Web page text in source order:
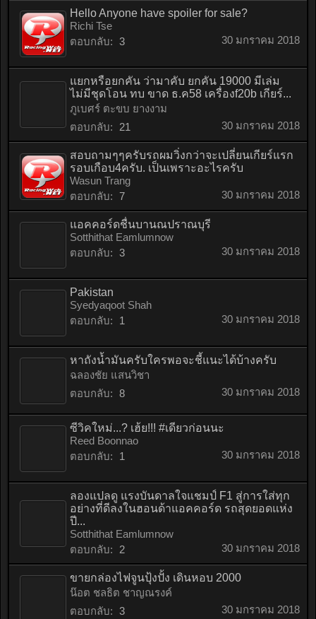
Hello Anyone have spoiler for sale?
Richi Tse
ตอบกลับ: 3 30 มกราคม 2018
แยกหรือยกคัน ว่ามาคับ ยกคัน 19000 มีเล่ม
ไม่มีชุดโอน ทบ ขาด ธ.ค58 เครื่องf20b เกียร์...
ภูเบศร์ ตะขบ ยางงาม
ตอบกลับ:
21 30 มกราคม 2018
สอบถามๆๆครับรถผมวิ่งกว่าจะเปลี่ยนเกียร์แรก
รอบเกือบ4ครับ. เป็นเพราะอะไรครับ
Wasun Trang
ตอบกลับ: 7 30 มกราคม 2018
แอคคอร์ดชื่นบานณปราณบุรี
Sotthithat Eamlumnow
ตอบกลับ: 3 30 มกราคม 2018
Pakistan
Syedyaqoot Shah
ตอบกลับ:
1 30 มกราคม 2018
หาถังน้ำมันครับใครพอจะชี้แนะได้บ้างครับ
ฉลองชัย แสนวิชา
ตอบกลับ: 8 30 มกราคม 2018
ซีวิคใหม่...? เฮ้ย!!! #เดียวก่อนนะ
Reed Boonnao
ตอบกลับ:
1 30 มกราคม 2018
ลองแปลดู แรงบันดาลใจแชมป์ F1 สู่การใส่ทุก
อย่างที่ดีลงในฮอนด้าแอคคอร์ด รถสุดยอดแห่ง
ปี...
Sotthithat Eamlumnow
ตอบกลับ:
2 30 มกราคม 2018
ขายกล่องไฟจูนปุ้งปั้ง เดินหอบ 2000
น๊อต ชลธิต ชาญณรงค์
ตอบกลับ: 3 30 มกราคม 2018